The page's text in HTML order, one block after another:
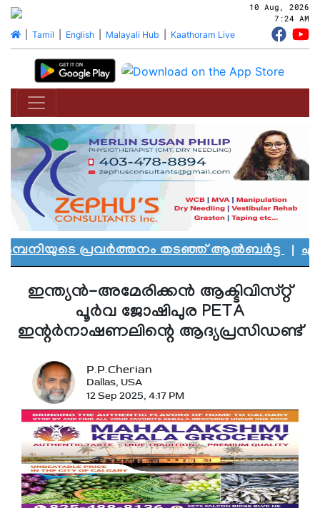
10 Aug, 2026
7:24 AM
| Tamil English| Malayali Hub Kaathoram Live
പ്രവർത്തനം തടഞ്ഞ് ആൽബർട്ട|
ഇന്ത്യൻ-അമേരിക്കൻ ആക്ടിവിസ്റ്റ്
പൂർവ ജോഷിപുര PETA
ഇന്റർനാഷണലിന്റെ ആദ്യപ്രസിഡണ്ട്
P.P.Cherian
Dallas, USA
12 Sep 2025, 4:17 PM